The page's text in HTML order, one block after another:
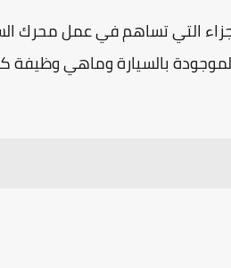
التي تساهم في عمل محرك
بالسيارة وماهي وظيفة